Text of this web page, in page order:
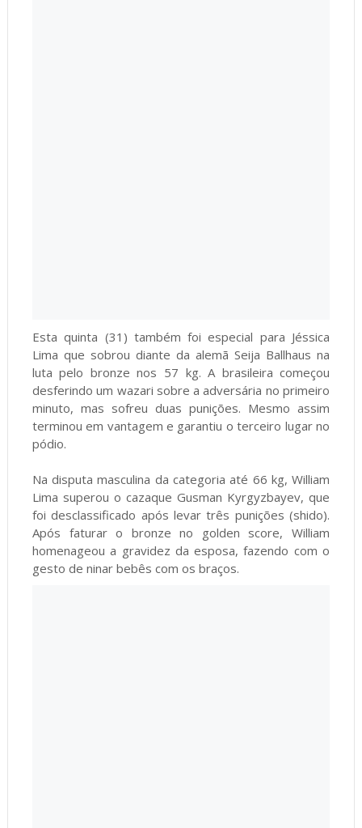
Esta quinta (31) também foi especial para Jéssica
Lima que sobrou diante da alemã Seija Ballhaus na
luta pelo bronze nos 57 kg. A brasileira começou
desferindo um wazari sobre a adversária no primeiro
minuto, mas sofreu duas punições. Mesmo assim
terminou em vantagem e garantiu o terceiro lugar no
pódio.
Na disputa masculina da categoria até 66 kg, William
Lima superou o cazaque Gusman Kyrgyzbayev, que
foi desclassificado após levar três punições (shido).
Após faturar o bronze no golden score, William
homenageou a gravidez da esposa, fazendo com o
gesto de ninar bebês com os braços.